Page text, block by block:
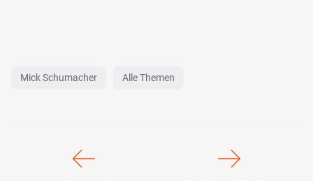
Mick Schumacher Alle Themen